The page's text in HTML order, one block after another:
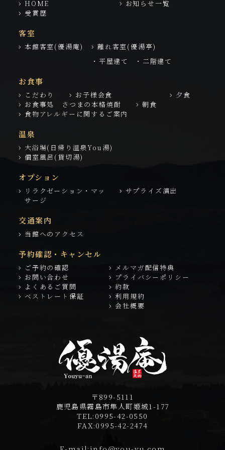
HOME
お知らせ一覧
受賞歴
客室
本館客室(優湯庵)
離れ客室(優湯亭)
・平屋建て
・二階建て
お食事
こだわり お子様会食
夕食
お食事処 さつまの本格焼酎
朝食
食物アレルギーに関するご案内
温泉
大浴場(日帰り温泉You湯)
個室風呂(貸切湯)
オプション
リラクゼーション・マッ
サージ
サプライズ演出
交通案内
当館へのアクセス
予約確認・キャンセル
ご予約の確認
メルマガ配信特典
お問い合わせ
プライバシーポリシー
よくあるご質問
約款
ベストレート保証
利用規約
会社概要
〒899-5111
鹿児島県霧島市隼人町姫城1-177
TEL: 0995-42-0550
FAX:0995-42-2474